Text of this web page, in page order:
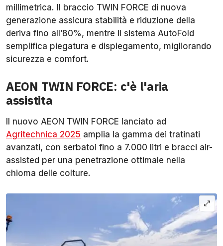
millimetrica. Il braccio TWIN FORCE di nuova
generazione assicura stabilità e riduzione della
deriva fino all’80%, mentre il sistema AutoFold
semplifica piegatura e dispiegamento, migliorando
sicurezza e comfort.
AEON TWIN FORCE: c'è l'aria
assistita
Il nuovo AEON TWIN FORCE lanciato ad
Agritechnica 2025 amplia la gamma dei tratinati
avanzati, con serbatoi fino a 7.000 litri e bracci air-
assisted per una penetrazione ottimale nella
chioma delle colture.